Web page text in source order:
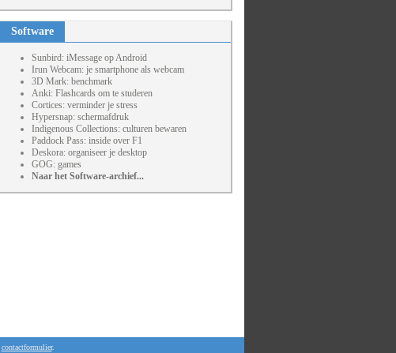
Software
Sunbird: iMessage op Android
Irun Webcam: je smartphone als webcam
3D Mark: benchmark
Anki: Flashcards om te studeren
Cortices: verminder je stress
Hypersnap: schermafdruk
Indigenous Collections: culturen bewaren
Paddock Pass: inside over F1
Deskora: organiseer je desktop
GOG: games
Naar het Software-archief...
contactformulier.